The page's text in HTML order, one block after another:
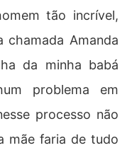
tão incrível,
chamada Amanda
da minha babá
problema em
processo não
mãe faria de tudo